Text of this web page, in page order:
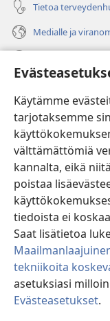
Käytämme
tarjotaksemme
välttämättömiä
kannalta, eikä
poistaa
tiedoista ei
Saat lisätietoa
tekniikoita
asetuksiasi
Evästeasetukset.
Tietoa
Medialle ja
(avaa
uuden
ikkunan)Vartiotornin
(avaa
uuden
ikkunan)JW Hub ®
(avaa
uuden
ikkunan)
®
Watchtower
Copyright© 2026 Watch
KÄYTTÖEHDOT|